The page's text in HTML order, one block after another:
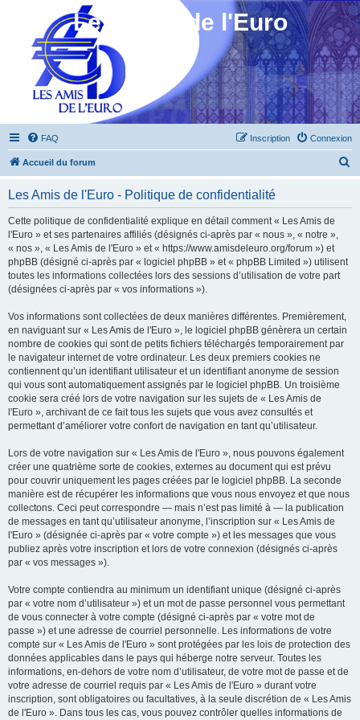
Les Amis de l'Euro
FAQ Connexion
Inscription
Accueil du forum
Les Amis de l'Euro - Politique de confidentialité
Cette politique de confidentialité explique en détail comment « Les Amis de
l'Euro » et ses partenaires affiliés (désignés ci-après par « nous », « notre »,
« nos », « Les Amis de l'Euro » et « https://www.amisdeleuro.org/forum ») et
phpBB (désigné ci-après par « logiciel phpBB » et « phpBB Limited ») utilisent
toutes les informations collectées lors des sessions d’utilisation de votre part
(désignées ci-après par « vos informations »).
Vos informations sont collectées de deux manières différentes. Premièrement,
en naviguant sur « Les Amis de l'Euro », le logiciel phpBB génèrera un certain
nombre de cookies qui sont de petits fichiers téléchargés temporairement par
le navigateur internet de votre ordinateur. Les deux premiers cookies ne
contiennent qu’un identifiant utilisateur et un identifiant anonyme de session
qui vous sont automatiquement assignés par le logiciel phpBB. Un troisième
cookie sera créé lors de votre navigation sur les sujets de « Les Amis de
l'Euro », archivant de ce fait tous les sujets que vous avez consultés et
permettant d’améliorer votre confort de navigation en tant qu’utilisateur.
Lors de votre navigation sur « Les Amis de l'Euro », nous pouvons également
créer une quatrième sorte de cookies, externes au document qui est prévu
pour couvrir uniquement les pages créées par le logiciel phpBB. La seconde
manière est de récupérer les informations que vous nous envoyez et que nous
collectons. Ceci peut correspondre — mais n’est pas limité à — la publication
de messages en tant qu’utilisateur anonyme, l’inscription sur « Les Amis de
l'Euro » (désignée ci-après par « votre compte ») et les messages que vous
publiez après votre inscription et lors de votre connexion (désignés ci-après
par « vos messages »).
Votre compte contiendra au minimum un identifiant unique (désigné ci-après
par « votre nom d’utilisateur ») et un mot de passe personnel vous permettant
de vous connecter à votre compte (désigné ci-après par « votre mot de
passe ») et une adresse de courriel personnelle. Les informations de votre
compte sur « Les Amis de l'Euro » sont protégées par les lois de protection des
données applicables dans le pays qui héberge notre serveur. Toutes les
informations, en-dehors de votre nom d’utilisateur, de votre mot de passe et de
votre adresse de courriel requis par « Les Amis de l'Euro » durant votre
inscription, sont obligatoires ou facultatives, à la seule discrétion de « Les Amis
de l'Euro ». Dans tous les cas, vous pouvez contrôler quelles informations de